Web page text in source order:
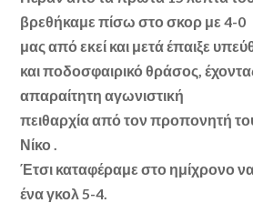
βρεθήκαμε πίσω στο σκορ με 4-
μας από εκεί και μετά έπαιξε
και ποδοσφαιρικό θράσος,
απαραίτητη αγωνιστική
πειθαρχία από τον προπονητή
Νίκο .
Έτσι καταφέραμε στο ημίχρονο
ένα γκολ 5-4.